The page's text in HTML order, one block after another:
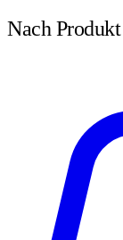
Nach Produkt